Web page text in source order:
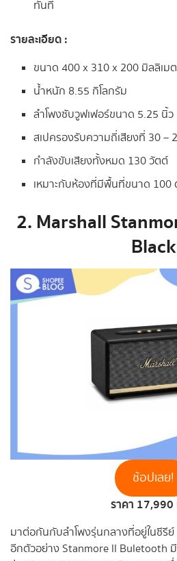
ทันที
รายละเอียด :
ขนาด 400 x 310 x 200 มิลลิเม
น้ำหนัก 8.55 กิโลกรัม
ลำโพงซับวูฟเฟอร์ขนาด 5.25 นิ้ว
สเปครองรับความถี่เสียงที่ 30 –
กำลังขับเสียงทั้งหมด 130 วัตต์
เหมาะกับห้องที่มีพื้นที่ขนาด 100
2. Marshall
Black
ช้อปเลย!
ราคา 17,990
มาต่อกันกับลำโพงรุ่นกลางที่อยู่ในซีรีย์
อีกตัวอย่าง Stanmore ll Buletooth